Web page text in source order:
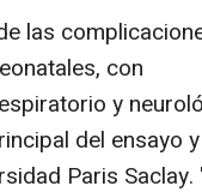
las
con
y
del ensayo y
Paris Saclay.